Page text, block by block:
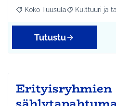
Rajaa tulokset aihepiirin
Koko Tuusula Rajaa tulokset
Kulttuuri ja
Tutustu
Erityisryhmien